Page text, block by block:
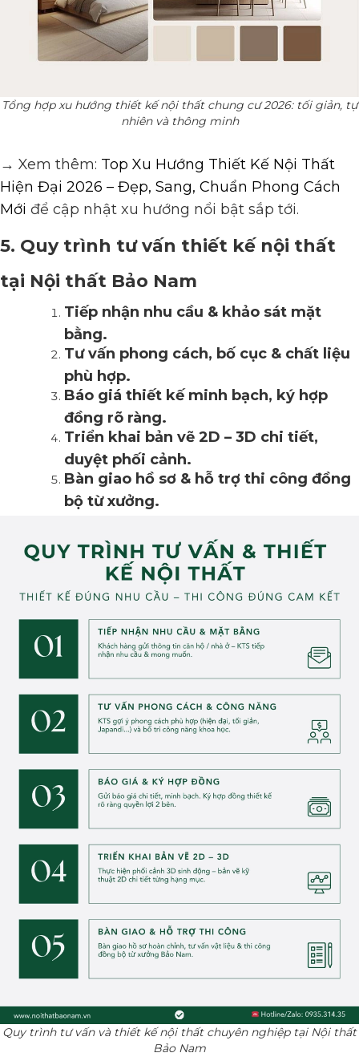
Tổng hợp xu hướng thiết kế nội thất chung cư 2026: tối giản, tự
nhiên và thông minh
→ Xem thêm: Top Xu Hướng Thiết Kế Nội Thất
Hiện Đại 2026 – Đẹp, Sang, Chuẩn Phong Cách
Mới để cập nhật xu hướng nổi bật sắp tới.
5. Quy trình tư vấn thiết kế nội thất
tại Nội thất Bảo Nam
Tiếp nhận nhu cầu & khảo sát mặt
bằng.
Tư vấn phong cách, bố cục & chất liệu
phù hợp.
Báo giá thiết kế minh bạch, ký hợp
đồng rõ ràng.
Triển khai bản vẽ 2D – 3D chi tiết,
duyệt phối cảnh.
Bàn giao hồ sơ & hỗ trợ thi công đồng
bộ từ xưởng.
Quy trình tư vấn và thiết kế nội thất chuyên nghiệp tại Nội thất
Bảo Nam